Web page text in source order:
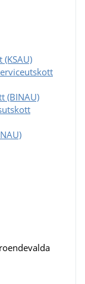
(BINAU)